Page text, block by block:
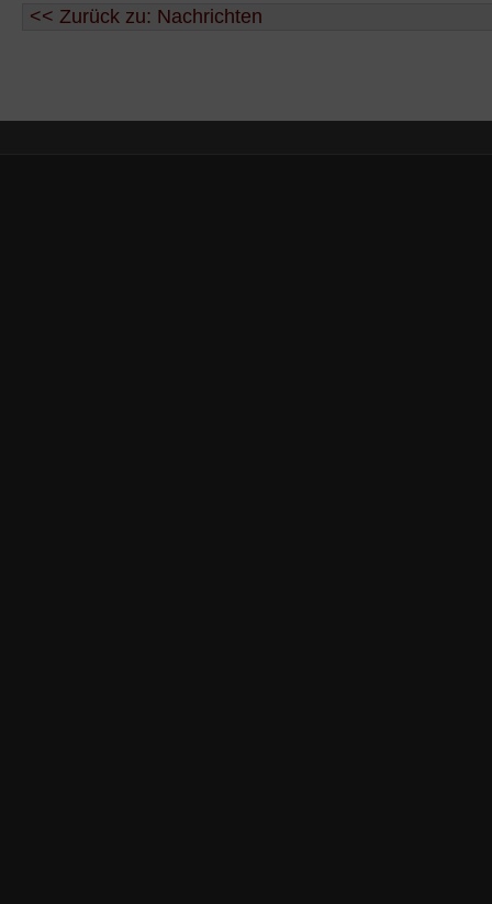
<< Zurück zu: Nachrichten